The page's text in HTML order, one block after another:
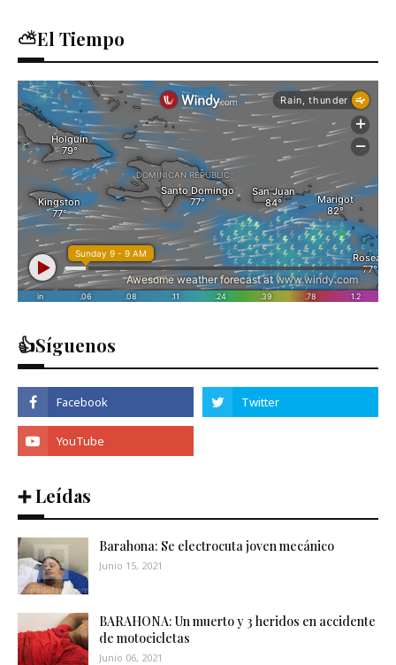
⛅El Tiempo
👍Síguenos
➕ Leídas
Barahona: Se electrocuta joven mecánico
Junio 15, 2021
BARAHONA: Un muerto y 3 heridos en accidente
de motocicletas
Junio 06, 2021